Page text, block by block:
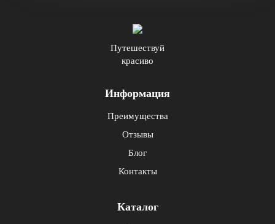
Путешествуй
красиво
Информация
Преимущества
Отзывы
Блог
Контакты
Каталог